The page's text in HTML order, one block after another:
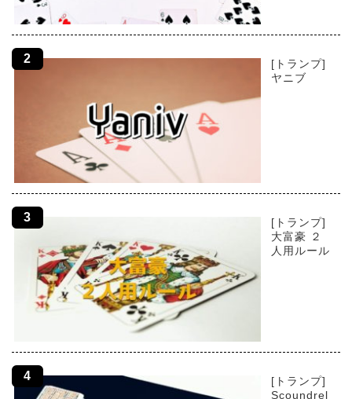
[トランプ]
ヤニブ
[トランプ]
大富豪 ２
人用ルール
[トランプ]
Scoundrel